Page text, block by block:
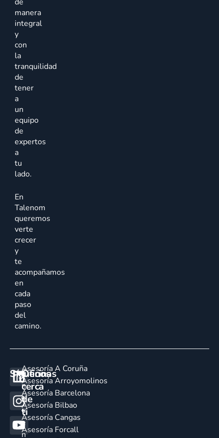
manera
integral
y
con
la
tranquilidad
de
tener
a
un
equipo
de
expertos
a
tu
lado.
En
Talenom
queremos
verte
crecer
y
te
acompañamos
en
cada
paso
del
camino.
Síguenos
Oficinas
cerca
de
ti
E
n
c
u
e
n
Asesoría A Coruña
Asesoría Arroyomolinos
Asesoría Barcelona
Asesoría Bilbao
Asesoría Cangas
Asesoría Forcall